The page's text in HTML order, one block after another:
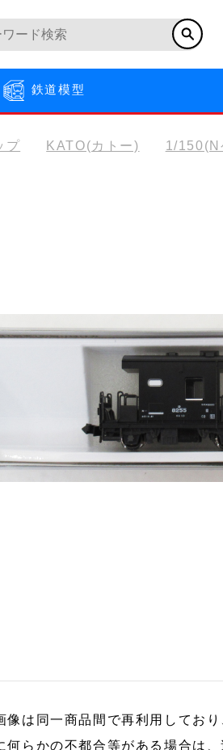
鉄道模型
プ KATO(カトー) 1/150(N
像は同一商品間で再利用してお
何らかの不都合等がある場合は